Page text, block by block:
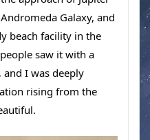
Galaxy, and
beach facility in the
saw it with a
I was deeply
rising from the